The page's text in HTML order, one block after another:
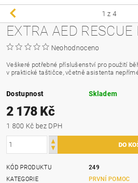
1 z 4
EXTRA AED RESCUE
Neohodnoceno
Veškeré potřebné příslušenství pro použití
v praktické taštičce, včetně asistenta
Dostupnost Skladem
2 178 Kč
1 800 Kč bez DPH
KÓD PRODUKTU
249
KATEGORIE
PRVNÍ POMOC